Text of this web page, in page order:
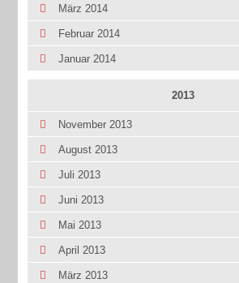
März 2014
Februar 2014
Januar 2014
2013
November 2013
August 2013
Juli 2013
Juni 2013
Mai 2013
April 2013
März 2013